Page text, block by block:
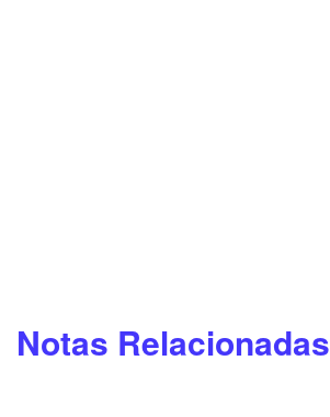
Notas Relacionadas